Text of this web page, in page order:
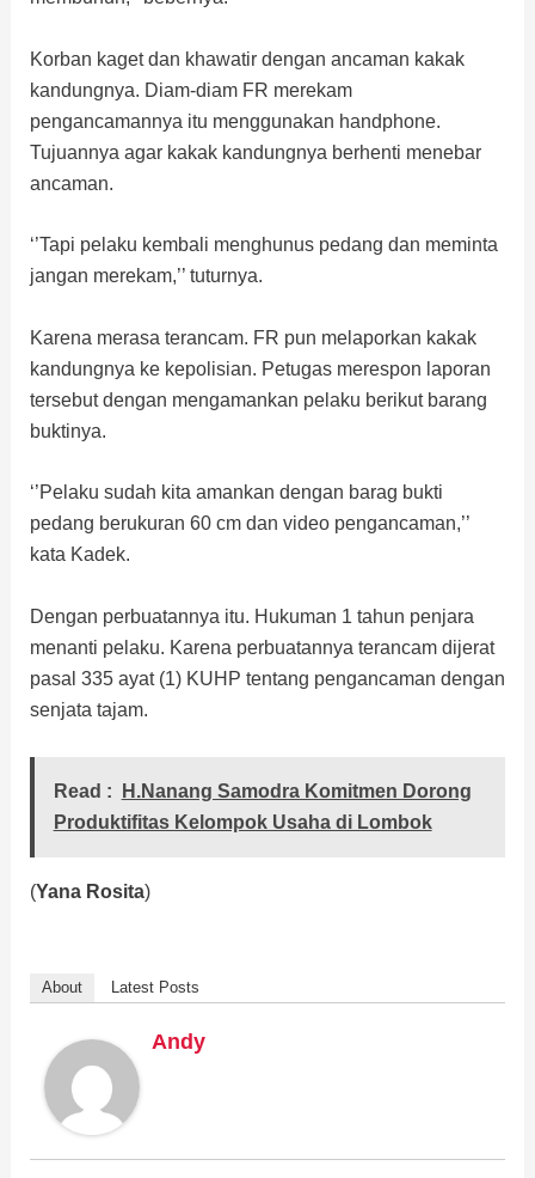
Korban kaget dan khawatir dengan ancaman kakak
kandungnya. Diam-diam FR merekam
pengancamannya itu menggunakan handphone.
Tujuannya agar kakak kandungnya berhenti menebar
ancaman.
‘’Tapi pelaku kembali menghunus pedang dan meminta
jangan merekam,’’ tuturnya.
Karena merasa terancam. FR pun melaporkan kakak
kandungnya ke kepolisian. Petugas merespon laporan
tersebut dengan mengamankan pelaku berikut barang
buktinya.
‘’Pelaku sudah kita amankan dengan barag bukti
pedang berukuran 60 cm dan video pengancaman,’’
kata Kadek.
Dengan perbuatannya itu. Hukuman 1 tahun penjara
menanti pelaku. Karena perbuatannya terancam dijerat
pasal 335 ayat (1) KUHP tentang pengancaman dengan
senjata tajam.
Read :
H.Nanang Samodra Komitmen Dorong
Produktifitas Kelompok Usaha di Lombok
(Yana Rosita)
About Latest Posts
Andy